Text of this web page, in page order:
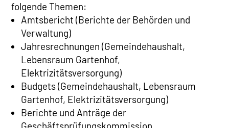
folgende Themen:
Amtsbericht (Berichte der Behörden und
Verwaltung)
Jahresrechnungen (Gemeindehaushalt,
Lebensraum Gartenhof,
Elektrizitätsversorgung)
Budgets (Gemeindehaushalt, Lebensraum
Gartenhof, Elektrizitätsversorgung)
Berichte und Anträge der